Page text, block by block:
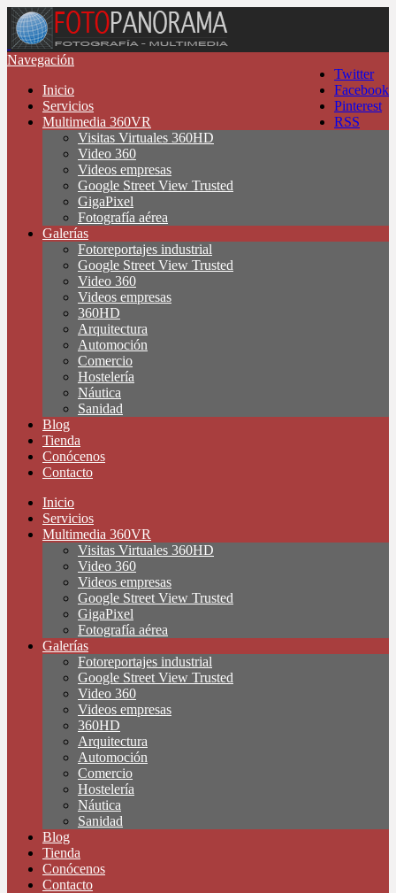
Twitter
Facebook
Pinterest
RSS
Navegación
Inicio
Servicios
Multimedia 360VR
Visitas Virtuales 360HD
Video 360
Videos empresas
Google Street View Trusted
GigaPixel
Fotografía aérea
Galerías
Fotoreportajes industrial
Google Street View Trusted
Video 360
Videos empresas
360HD
Arquitectura
Automoción
Comercio
Hostelería
Náutica
Sanidad
Blog
Tienda
Conócenos
Contacto
Inicio
Servicios
Multimedia 360VR
Visitas Virtuales 360HD
Video 360
Videos empresas
Google Street View Trusted
GigaPixel
Fotografía aérea
Galerías
Fotoreportajes industrial
Google Street View Trusted
Video 360
Videos empresas
360HD
Arquitectura
Automoción
Comercio
Hostelería
Náutica
Sanidad
Blog
Tienda
Conócenos
Contacto